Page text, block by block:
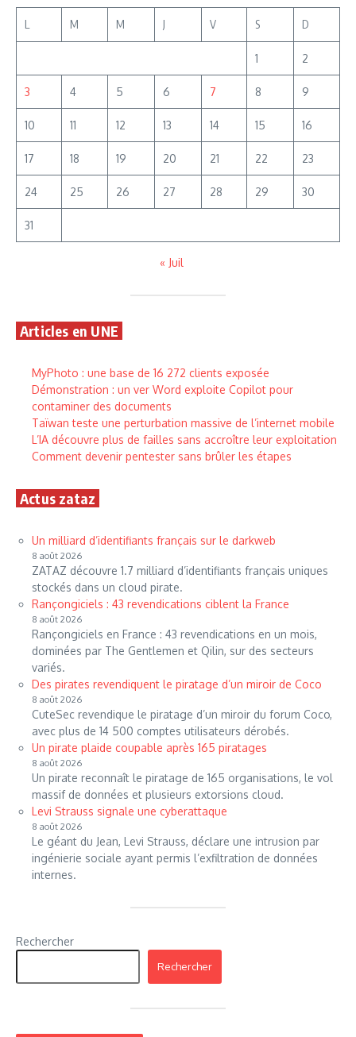
L M M J V S D
1 2
3 4 5 6 7 8 9
10 11 12 13 14 15 16
17 18 19 20 21 22 23
24 25 26 27 28 29 30
31
« Juil
Articles en UNE
MyPhoto : une base de 16 272 clients exposée
Démonstration : un ver Word exploite Copilot pour
contaminer des documents
Taïwan teste une perturbation massive de l’internet mobile
L’IA découvre plus de failles sans accroître leur exploitation
Comment devenir pentester sans brûler les étapes
Actus zataz
Un milliard d’identifiants français sur le darkweb
8 août 2026
ZATAZ découvre 1.7 milliard d’identifiants français uniques
stockés dans un cloud pirate.
Rançongiciels : 43 revendications ciblent la France
8 août 2026
Rançongiciels en France : 43 revendications en un mois,
dominées par The Gentlemen et Qilin, sur des secteurs
variés.
Des pirates revendiquent le piratage d’un miroir de Coco
8 août 2026
CuteSec revendique le piratage d’un miroir du forum Coco,
avec plus de 14 500 comptes utilisateurs dérobés.
Un pirate plaide coupable après 165 piratages
8 août 2026
Un pirate reconnaît le piratage de 165 organisations, le vol
massif de données et plusieurs extorsions cloud.
Levi Strauss signale une cyberattaque
8 août 2026
Le géant du Jean, Levi Strauss, déclare une intrusion par
ingénierie sociale ayant permis l’exfiltration de données
internes.
Rechercher
Rechercher